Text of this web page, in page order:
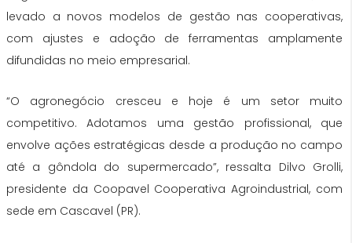
levado a novos modelos de gestão nas cooperativas,
com ajustes e adoção de ferramentas amplamente
difundidas no meio empresarial.
“O agronegócio cresceu e hoje é um setor muito
competitivo. Adotamos uma gestão profissional, que
envolve ações estratégicas desde a produção no campo
até a gôndola do supermercado”, ressalta Dilvo Grolli,
presidente da Coopavel Cooperativa Agroindustrial, com
sede em Cascavel (PR).